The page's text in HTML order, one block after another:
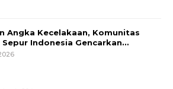
Angka Kecelakaan, Komunitas
Sepur Indonesia Gencarkan…